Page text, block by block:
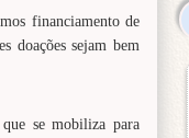
financiamento de
doações sejam bem
se mobiliza para